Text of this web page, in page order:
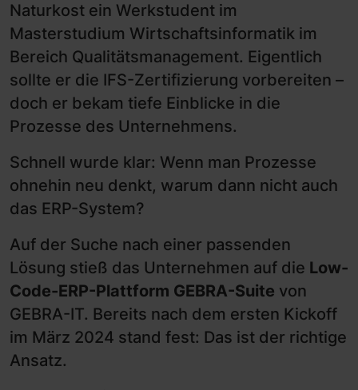
Naturkost ein Werkstudent im
Masterstudium Wirtschaftsinformatik im
Bereich Qualitätsmanagement. Eigentlich
sollte er die IFS-Zertifizierung vorbereiten –
doch er bekam tiefe Einblicke in die
Prozesse des Unternehmens.
Schnell wurde klar: Wenn man Prozesse
ohnehin neu denkt, warum dann nicht auch
das ERP-System?
Auf der Suche nach einer passenden
Lösung stieß das Unternehmen auf die Low-
Code-ERP-Plattform GEBRA-Suite von
GEBRA-IT. Bereits nach dem ersten Kickoff
im März 2024 stand fest: Das ist der richtige
Ansatz.